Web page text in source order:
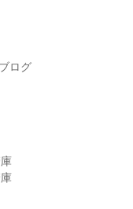
ログ